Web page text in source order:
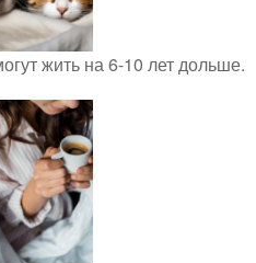
жить на 6-10 лет дольше.